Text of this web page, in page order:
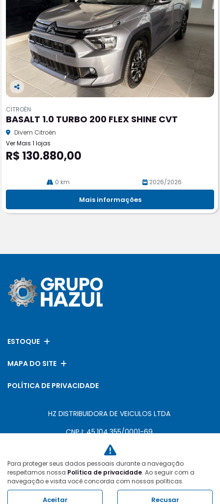
Co
pa
rtil
he
CITROËN
BASALT 1.0 TURBO 200 FLEX SHINE CVT
Divem Citroën
Ver Mais 1 lojas
R$ 130.880,00
0 km 2026/2026
Mais informações
ESTOQUE
MAPA DO SITE
POLÍTICA DE PRIVACIDADE
HZ DISTRIBUIDORA DE VEICULOS LTDA
CNPJ: 45.104.355/0001-69
Desacelere. Seu bem maior é a vida.
Para proteger seus dados pessoais durante a navegação
respeitamos nossa Política de privacidade. Ao seguir com a
navegação e visita você concorda com nossas políticas.
Aceitar Recusar